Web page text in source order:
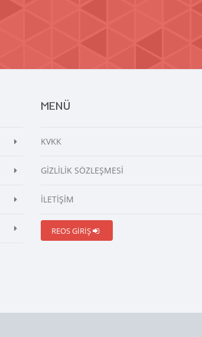
MENÜ
KVKK
GİZLİLİK SÖZLEŞMESİ
İLETİŞİM
REOS GİRİŞ